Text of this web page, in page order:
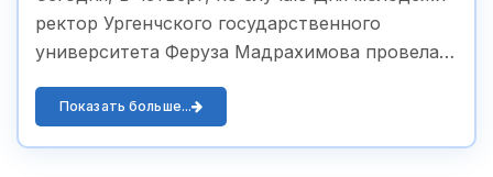
ректор Ургенчского государственного
университета Феруза Мадрахимова провела
студентов университета. В ходе встречи...
Показать больше...